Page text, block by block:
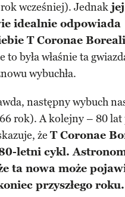
wcześniej). Jednak jej
idealnie odpowiada
T Coronae
to była właśnie ta
wybuchła.
następny wybuch
rok). A kolejny – 80 lat
że T Coronae
letni cykl.
ta nowa może
przyszłego roku.